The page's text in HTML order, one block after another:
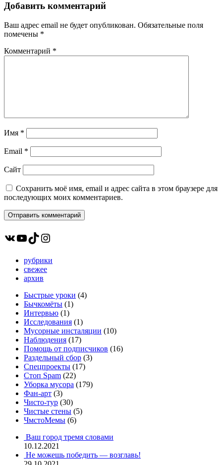
Добавить комментарий
Ваш адрес email не будет опубликован. Обязательные поля
помечены *
Комментарий *
Имя *
Email *
Сайт
Сохранить моё имя, email и адрес сайта в этом браузере для
последующих моих комментариев.
ВКонтакте
YouTube
TikTokInstagram
рубрики
свежее
архив
Быстрые уроки (4)
Бычкомёты (1)
Интервью (1)
Исследования (1)
Мусорные инсталяции (10)
Наблюдения (17)
Помощь от подписчиков (16)
Раздельный сбор (3)
Спецпроекты (17)
Стоп Spam (22)
Уборка мусора (179)
Фан-арт (3)
Чисто-тур (30)
Чистые стены (5)
ЧмстоМемы (6)
Ваш город тремя словами
10.12.2021
Не можешь победить — возглавь!